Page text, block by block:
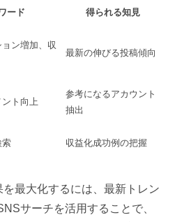
ード 得られる知見
ン増加、収
最新の伸びる投稿傾向
ト向上
参考になるアカウント
抽出
索 収益化成功例の把握
最大化するには、最新トレン
サーチを活用することで、